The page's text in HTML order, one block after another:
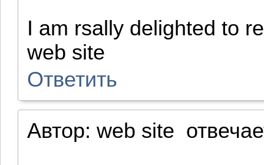
I am rsally delighted to
web site
Ответить
Автор: web site